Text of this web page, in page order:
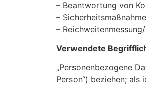
– Beantwortung von
–
–
Verwendete
„Personenbezogene
Person“) beziehen;